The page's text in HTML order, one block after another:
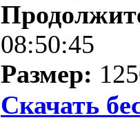
08:50:45
Размер:
Скачать